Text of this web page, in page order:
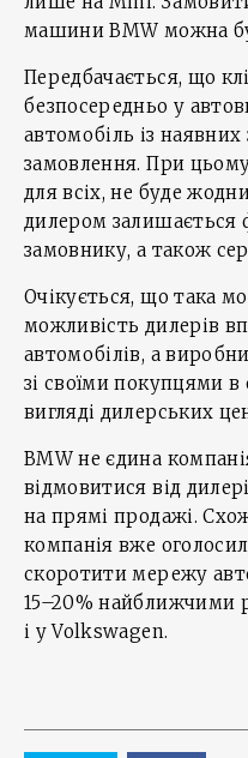
машини BMW можна
Передбачається, що
безпосередньо у
автомобіль із
замовлення. При
для всіх, не буде
дилером залишається
замовнику, а також
Очікується, що така
можливість дилерів
автомобілів, а
зі своїми покупцями в
вигляді дилерських
BMW не єдина
відмовитися від
на прямі продажі.
компанія вже
скоротити мережу
15–20% найближчими
і у Volkswagen.